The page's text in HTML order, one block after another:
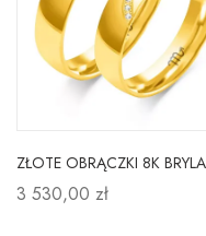
3 530,00 zł